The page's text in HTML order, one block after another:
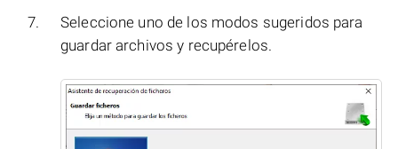
Seleccione uno de los modos sugeridos para
guardar archivos y recupérelos.